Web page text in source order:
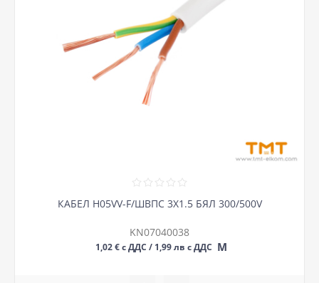
КАБЕЛ H05VV-F/ШВПС 3Х1.5 БЯЛ 300/500V
KN07040038
1,02 € с ДДС / 1,99 лв с ДДС М